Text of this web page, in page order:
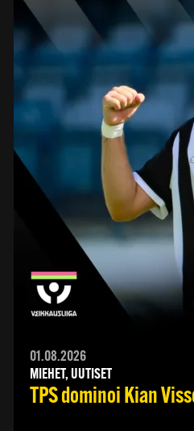
01.08.2026
MIEHET, UUTISET
TPS dominoi Kian